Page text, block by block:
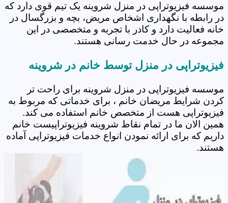
موسسه فیزیوتراپی در منزل شروینه یک تیم قوی دارد که
در رابطه با نگهداری اشخاص مریض، بچه و بزرگسال در
خانه فعالیت دارد و کادر با تجربه و متخصصی در این
مجموعه در حال خدمت رسانی هستند.
فیزیوتراپی در منزل توسط خانم در شروینه
موسسه فیزیوتراپی در منزل شروینه برای راحت تر
کردن شرایط مریضان خانم ، برای خدماتی که مربوط به
فیزیوتراپی هست از متخصص خانم استفاده می کند.
همین الان ما در تمام نقاط شروینه فیزیوتراپیست خانم
داریم که برای ارائه نمودن انواع خدمات فیزیوتراپی آماده
هستند.